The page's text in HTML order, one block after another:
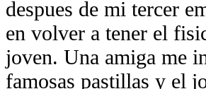
despues de mi tercer
en volver a tener el
joven. Una amiga me
famosas pastillas y el